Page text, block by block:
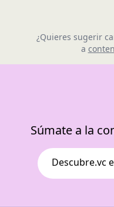
¿Quieres sugerir
a
Súmate a la
Descubre.vc